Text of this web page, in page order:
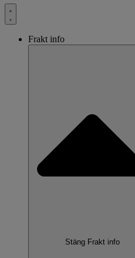
Frakt info
Stäng Frakt info